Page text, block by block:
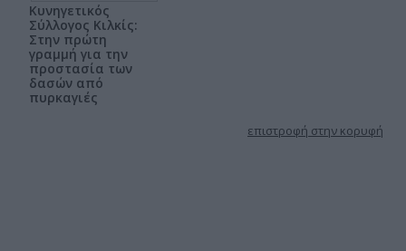
Κυνηγετικός
Σύλλογος Κιλκίς:
Στην πρώτη
γραμμή για την
προστασία των
δασών από
πυρκαγιές
επιστροφή στην κορυφή